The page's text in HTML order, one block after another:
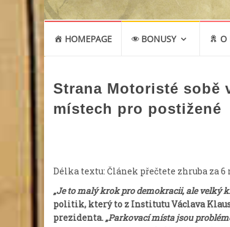
content
HOMEPAGE BONUSY O
Strana Motoristé
místech pro postižené
Délka textu: Článek přečtete zhruba za6
„Je to malý krok pro demokracii, ale velký
politik, který to z Institutu Václava
prezidenta.„Parkovací místa jsou